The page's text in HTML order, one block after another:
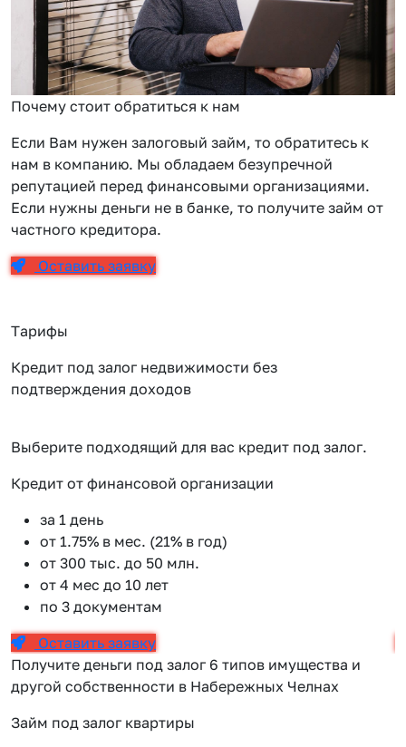
Почему стоит обратиться к нам
Если Вам нужен залоговый займ, то обратитесь к
нам в компанию. Мы обладаем безупречной
репутацией перед финансовыми организациями.
Если нужны деньги не в банке, то получите займ от
частного кредитора.
Оставить заявку
Тарифы
Кредит под залог недвижимости без
подтверждения доходов
Выберите подходящий для вас кредит под залог.
Кредит от финансовой организации
за 1 день
от 1.75% в мес. (21% в год)
от 300 тыс. до 50 млн.
от 4 мес до 10 лет
по 3 документам
Оставить заявку
Получите деньги под залог 6 типов имущества и
другой собственности в Набережных Челнах
Займ под залог квартиры